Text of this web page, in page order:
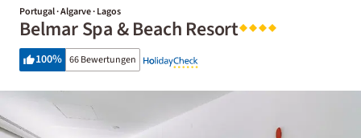
Portugal · Algarve · Lagos
Belmar Spa & Beach Resort
100% 66 Bewertungen